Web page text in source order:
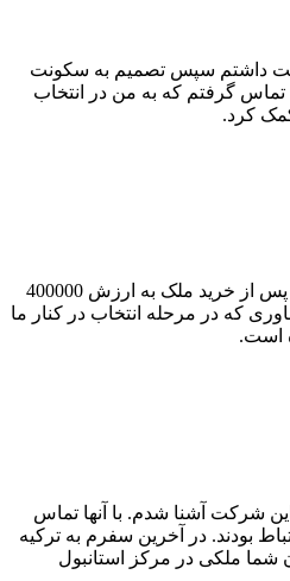
داشتم سپس تصمیم به سکونت
گرفتم که به من در انتخاب
کرد.
شهروندی ترکیه آرزوی من بود پس از خرید ملک به ارزش 400000
که در مرحله انتخاب در کنار ما
است.
شرکت آشنا شدم. با آنها تماس
بودند. در آخرین سفرم به ترکیه
شما ملکی در مرکز استانبول